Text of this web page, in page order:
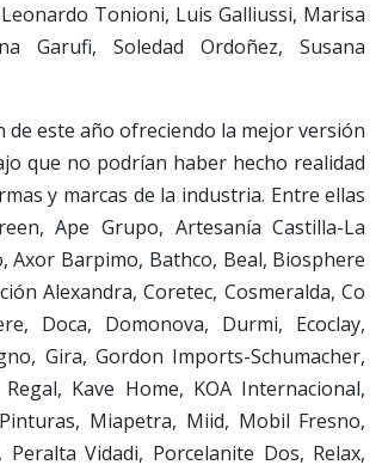
Tonioni, Luis Galliussi, Marisa
Garufi, Soledad Ordoñez, Susana
este año ofreciendo la mejor versión
que no podrían haber hecho realidad
y marcas de la industria. Entre ellas
Ape Grupo, Artesanía Castilla-La
Axor Barpimo, Bathco, Beal, Biosphere
Alexandra, Coretec, Cosmeralda, Co
Doca, Domonova, Durmi, Ecoclay,
Gira, Gordon Imports-Schumacher,
Kave Home, KOA Internacional,
Miapetra, Miid, Mobil Fresno,
Vidadi, Porcelanite Dos, Relax,